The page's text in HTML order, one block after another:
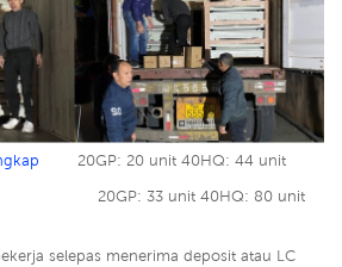
20GP: 20 unit 40HQ: 44 unit
20GP: 33 unit 40HQ: 80 unit
selepas menerima deposit atau LC